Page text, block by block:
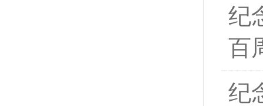
纪
百
纪